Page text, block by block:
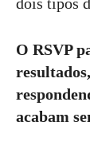
O RSVP
acabam